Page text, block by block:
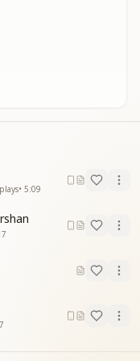
plays• 5:09